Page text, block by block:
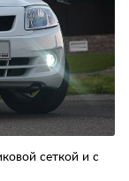
сеткой и с